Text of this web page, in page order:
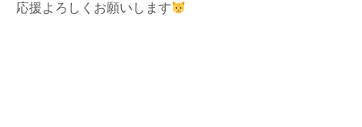
応援よろしくお願いします